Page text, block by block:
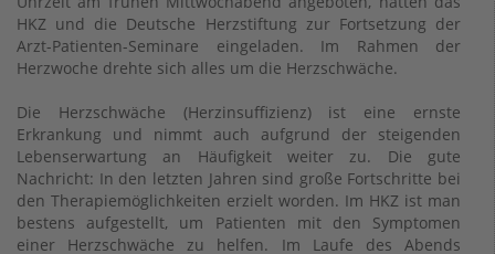
HKZ und die Deutsche Herzstiftung zur Fortsetzung der
Arzt-Patienten-Seminare eingeladen. Im Rahmen der
Herzwoche drehte sich alles um die Herzschwäche.
Die Herzschwäche (Herzinsuffizienz) ist eine ernste
Erkrankung und nimmt auch aufgrund der steigenden
Lebenserwartung an Häufigkeit weiter zu. Die gute
Nachricht: In den letzten Jahren sind große Fortschritte bei
den Therapiemöglichkeiten erzielt worden. Im HKZ ist man
bestens aufgestellt, um Patienten mit den Symptomen
einer Herzschwäche zu helfen. Im Laufe des Abends